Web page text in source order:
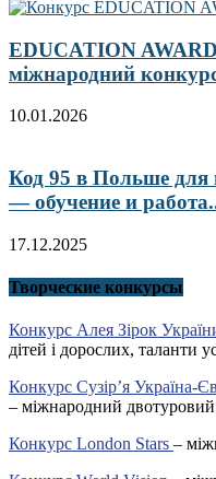
EDUCATION
міжнародний конкурс
10.01.2026
Код 95 в Польше для
— обучение и
17.12.2025
Творческие конкурсы
Конкурс Алея Зірок
дітей і дорослих, таланти
Конкурс Сузір’я Україна-
– міжнародний
Конкурс London Stars –